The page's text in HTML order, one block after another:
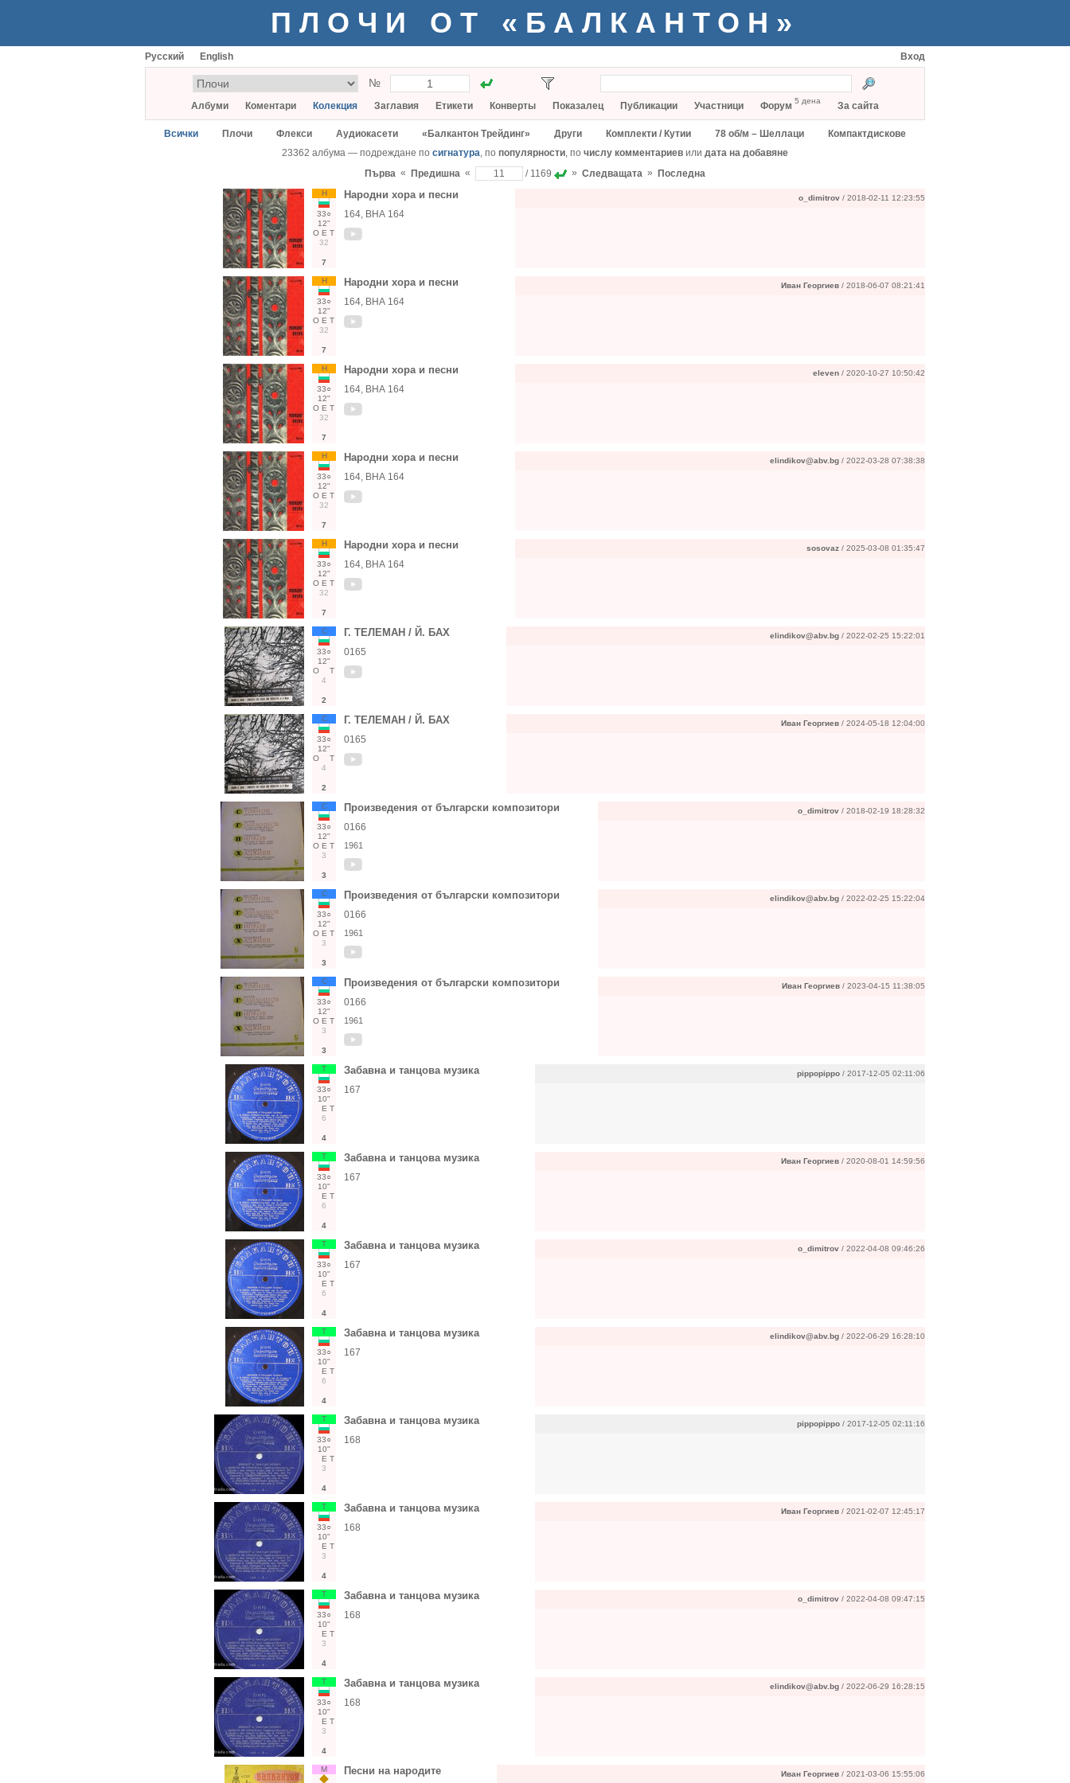
ПЛОЧИ ОТ «БАЛКАНТОН»
Русский English Вход
№
Албуми Коментари Колекция Заглавия Етикети Конверты Показалец Публикации Участници Форум 5 дена За сайта
Всички Плочи Флекси Аудиокасети «Балкантон Трейдинг» Други Комплекти / Кутии 78 об/м – Шеллаци
Компактдискове
23362 албума — подреждане по сигнатура, по популярности, по числу комментариев или дата на добавяне
Първа « Предишна « / 1169 » Следващата » Последна
Н
33○
12"
О Е Т
32
7
Народни хора и песни
164, ВНА 164
o_dimitrov / 2018-02-11 12:23:55
Н
33○
12"
О Е Т
32
7
Народни хора и песни
164, ВНА 164
Иван Георгиев / 2018-06-07 08:21:41
Н
33○
12"
О Е Т
32
7
Народни хора и песни
164, ВНА 164
eleven / 2020-10-27 10:50:42
Н
33○
12"
О Е Т
32
7
Народни хора и песни
164, ВНА 164
elindikov@abv.bg / 2022-03-28 07:38:38
Н
33○
12"
О Е Т
32
7
Народни хора и песни
164, ВНА 164
sosovaz / 2025-03-08 01:35:47
С
33○
12"
О
Т
4
2
Г. ТЕЛЕМАН / Й. БАХ
0165
elindikov@abv.bg / 2022-02-25 15:22:01
С
33○
12"
О
Т
4
2
Г. ТЕЛЕМАН / Й. БАХ
0165
Иван Георгиев / 2024-05-18 12:04:00
С
33○
12"
О Е Т
3
3
Произведения от български композитори
0166
1961
o_dimitrov / 2018-02-19 18:28:32
С
33○
12"
О Е Т
3
3
Произведения от български композитори
0166
1961
elindikov@abv.bg / 2022-02-25 15:22:04
С
33○
12"
О Е Т
3
3
Произведения от български композитори
0166
1961
Иван Георгиев / 2023-04-15 11:38:05
Т
33○
10"
Е Т
6
4
Забавна и танцова музика
167
pippopippo / 2017-12-05 02:11:06
Т
33○
10"
Е Т
6
4
Забавна и танцова музика
167
Иван Георгиев / 2020-08-01 14:59:56
Т
33○
10"
Е Т
6
4
Забавна и танцова музика
167
o_dimitrov / 2022-04-08 09:46:26
Т
33○
10"
Е Т
6
4
Забавна и танцова музика
167
elindikov@abv.bg / 2022-06-29 16:28:10
Т
33○
10"
Е Т
3
4
Забавна и танцова музика
168
pippopippo / 2017-12-05 02:11:16
Т
33○
10"
Е Т
3
4
Забавна и танцова музика
168
Иван Георгиев / 2021-02-07 12:45:17
Т
33○
10"
Е Т
3
4
Забавна и танцова музика
168
o_dimitrov / 2022-04-08 09:47:15
Т
33○
10"
Е Т
3
4
Забавна и танцова музика
168
elindikov@abv.bg / 2022-06-29 16:28:15
М Песни на народите Иван Георгиев / 2021-03-06 15:55:06